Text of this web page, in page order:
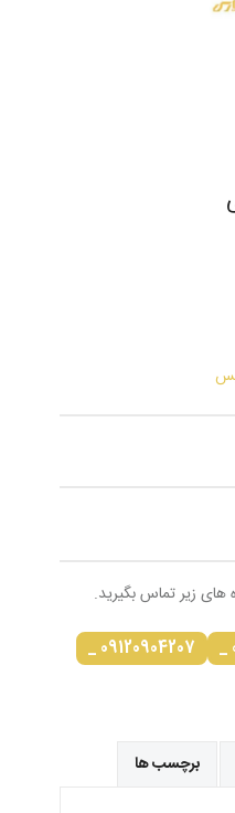
های زیر تماس بگیرید.
09120904207 _
برچسب ها